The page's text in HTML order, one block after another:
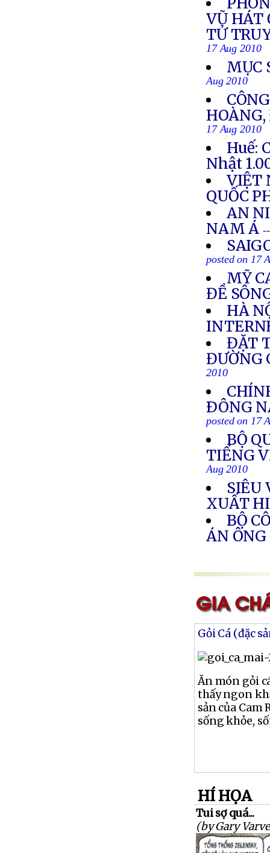
VŨ HÁT
TỬ
17 Aug 2010
MỤC
Aug 2010
17 Aug 2010
Huế:
Nhật
VIỆT
QUỐC
AN
NAM Á
posted on 17
MỸ
ĐỀ
HÀ
ĐẶT
ĐƯỜNG
2010
ÐÔNG
posted on 17
BỘ
TIẾNG
Aug 2010
SIÊU
XUẤT
BỘ
ÁN
Gỏi Cá (đặc
Ăn món gỏi
thấy ngon
sản của
sống khỏe,
HÍ HỌA
Tui sợ quá...
(by Gary